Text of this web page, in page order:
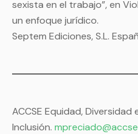
sexista en el trabajo”, en
un enfoque jurídico.
Septem Ediciones, S.L.
ACCSE Equidad, Diversidad
Inclusión.